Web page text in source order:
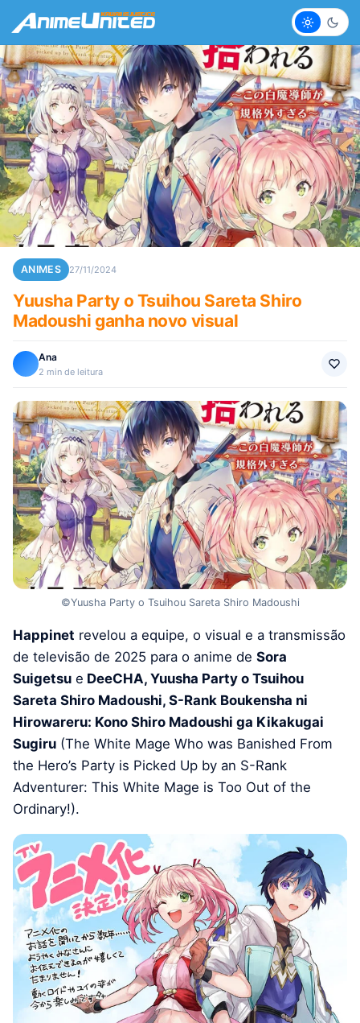
Claro
ANIMES 27/11/2024
Yuusha Party o Tsuihou Sareta Shiro
Madoushi ganha novo visual
Ana
2 min de leitura
©Yuusha Party o Tsuihou Sareta Shiro Madoushi
Happinet revelou a equipe, o visual e a transmissão
de televisão de 2025 para o anime de Sora
Suigetsu e DeeCHA, Yuusha Party o Tsuihou
Sareta Shiro Madoushi, S-Rank Boukensha ni
Hirowareru: Kono Shiro Madoushi ga Kikakugai
Sugiru (The White Mage Who was Banished From
the Hero’s Party is Picked Up by an S-Rank
Adventurer: This White Mage is Too Out of the
Ordinary!).